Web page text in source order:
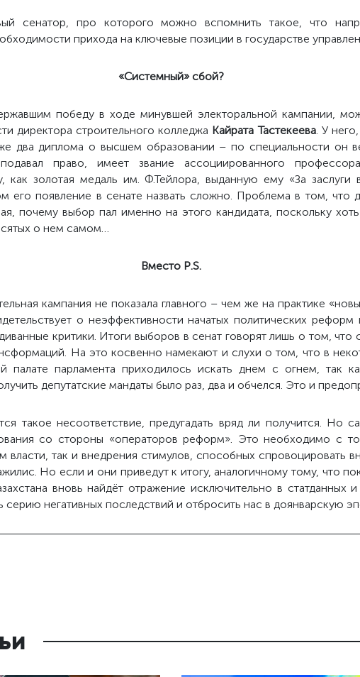
сенатор, про которого можно вспомнить такое, что
прихода на ключевые позиции в государстве
«Системный» сбой?
победу в ходе минувшей электоральной кампании,
директора строительного колледжа Кайрата Тастекеева. У
два диплома о высшем образовании – по специальности он
право, имеет звание ассоциированного
как золотая медаль им. Ф.Тейлора, выданную ему «За заслуги
его появление в сенате назвать сложно. Проблема в том, что
почему выбор пал именно на этого кандидата, поскольку
о нем самом…
Вместо P.S.
кампания не показала главного – чем же на практике
о неэффективности начатых политических
критики. Итоги выборов в сенат говорят лишь о том,
На это косвенно намекают и слухи о том, что в
палате парламента приходилось искать днем с огнем, так
депутатские мандаты было раз, два и обчелся. Это и
такое несоответствие, предугадать вряд ли получится. Но
со стороны «операторов реформ». Это необходимо с
власти, так и внедрения стимулов, способных спровоцировать
Но если и они приведут к итогу, аналогичному тому, что
вновь найдёт отражение исключительно в статданных
серию негативных последствий и отбросить нас в доянварскую